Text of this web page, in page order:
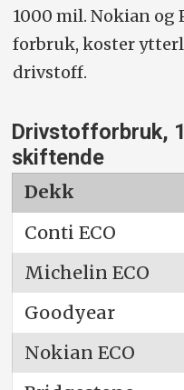
1000 mil. Nokian og
forbruk, koster
drivstoff.
Drivstofforbruk,
skiftende
Dekk
Conti ECO
Michelin ECO
Goodyear
Nokian ECO